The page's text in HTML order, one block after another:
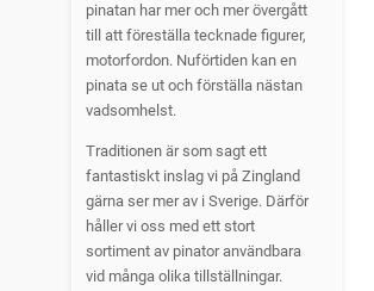
pinatan har mer och mer övergått
till att föreställa tecknade figurer,
motorfordon. Nuförtiden kan en
pinata se ut och förställa nästan
vadsomhelst.
Traditionen är som sagt ett
fantastiskt inslag vi på Zingland
gärna ser mer av i Sverige. Därför
håller vi oss med ett stort
sortiment av pinator användbara
vid många olika tillställningar.